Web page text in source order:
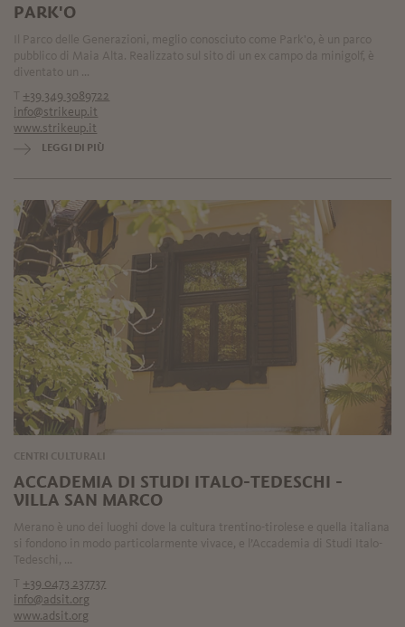
PARK'O
Il Parco delle Generazioni, meglio conosciuto come Park'o, è un parco
pubblico di Maia Alta. Realizzato sul sito di un ex campo da minigolf, è
diventato un ...
T +39 349 3089722
info@strikeup.it
www.strikeup.it
LEGGI DI PIÙ
CENTRI CULTURALI
ACCADEMIA DI STUDI ITALO-TEDESCHI -
VILLA SAN MARCO
Merano è uno dei luoghi dove la cultura trentino-tirolese e quella italiana
si fondono in modo particolarmente vivace, e l’Accademia di Studi Italo-
Tedeschi, ...
T +39 0473 237737
info@adsit.org
www.adsit.org